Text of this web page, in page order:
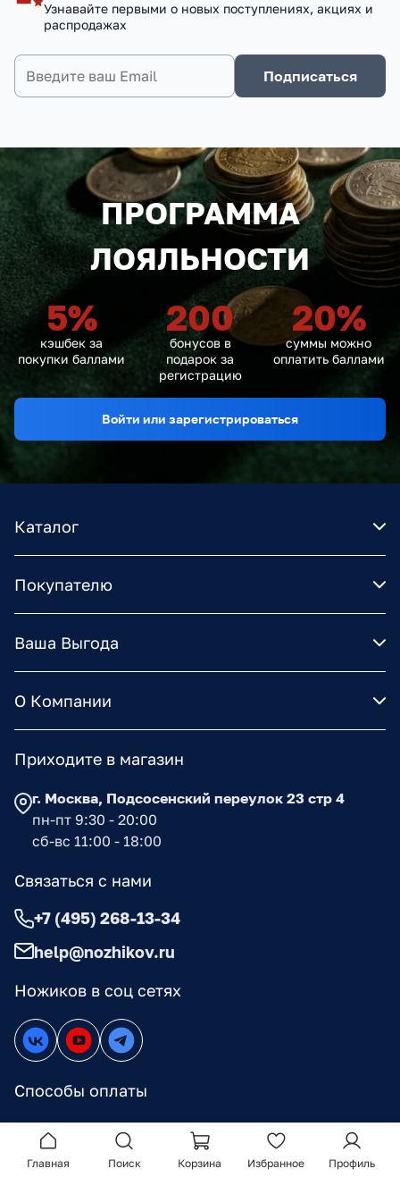
Узнавайте первыми о новых поступлениях, акциях и
распродажах
Подписаться
ПРОГРАММА
ЛОЯЛЬНОСТИ
5%
кэшбек за
покупки баллами
200
бонусов в
подарок за
регистрацию
20%
суммы можно
оплатить баллами
Войти или зарегистрироваться
Каталог
Покупателю
Ваша Выгода
О Компании
Ножиков в соц сетях
Способы оплаты
Приходите в магазин
г. Москва, Подсосенский переулок 23 стр 4
пн-пт 9:30 - 20:00
сб-вс 11:00 - 18:00
Связаться с нами
+7 (495) 268-13-34
help@nozhikov.ru
Главная Поиск Корзина Избранное Профиль